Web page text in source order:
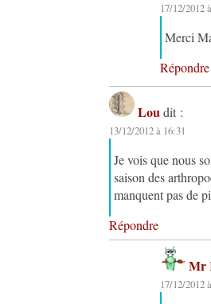
17/12/2012
Merci
Répondre
Lou dit :
13/12/2012 à 16:31
Je vois que nous
saison des
manquent pas de
Répondre
Mr
17/12/2012